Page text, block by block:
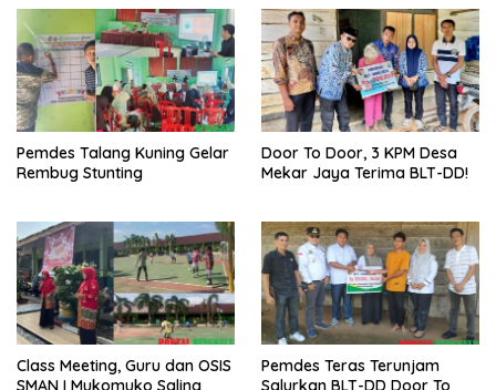
Pemdes Talang Kuning Gelar
Rembug Stunting
Door To Door, 3 KPM Desa
Mekar Jaya Terima BLT-DD!
Class Meeting, Guru dan OSIS
SMAN I Mukomuko Saling
Pemdes Teras Terunjam
Salurkan BLT-DD Door To